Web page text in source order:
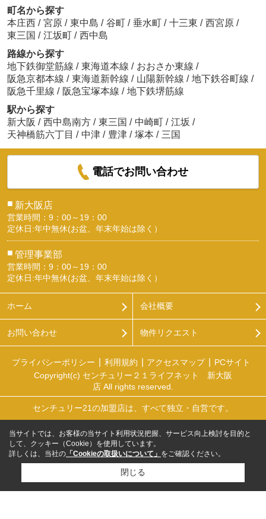
町名から探す
本庄西 / 宮原 / 東中島 / 谷町 / 垂水町 / 十三東 / 西宮原 /
東三国 / 江坂町 / 西中島
路線から探す
地下鉄御堂筋線 / 東海道本線 / おおさか東線 /
阪急京都本線 / 東海道新幹線 / 山陽新幹線 / 地下鉄谷町線 /
阪急千里線 / 阪急宝塚本線 / 地下鉄堺筋線
駅から探す
新大阪 / 西中島南方 / 東三国 / 中崎町 / 江坂 /
天神橋筋六丁目 / 中津 / 豊津 / 塚本 / 三国
電話でお問い合わせ
■ 新大阪店
営業時間：9：00～19：00
定休日:年中無休(お盆、年末年始は除く）
■ 管理事業部
営業時間：9：00～19：00
定休日:年中無休(お盆、年末年始は除く）
ホーム 会社概要
お問い合わせ 物件リクエスト
プライバシーポリシー 利用規約 アクセスマップ
PCサイト
Copyright(c) センチュリー２１ライフネット 新大阪
店 All rights reserved.
センチュリー21の加盟店は、すべて独立・自営です。
当サイトでは、お客様の当サイト利用状況把握、サービス向上検討を目的と
して、クッキー（Cookie）を使用しています。
詳しくは、当社の 「Cookieの取扱いについて」 をご確認ください。
閉じる